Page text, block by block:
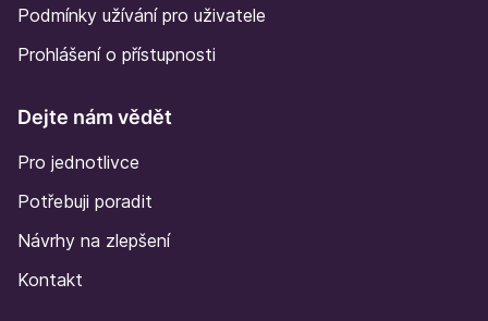
Podmínky užívání pro uživatele
Prohlášení o přístupnosti
Dejte nám vědět
Pro jednotlivce
Potřebuji poradit
Návrhy na zlepšení
Kontakt